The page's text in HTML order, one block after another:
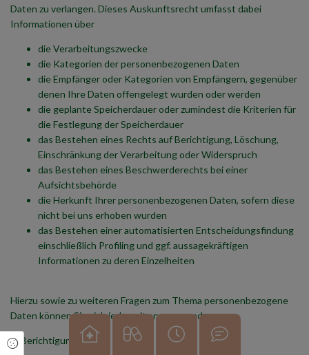
Daten zu verlangen. Dieses Auskunftsrecht umfasst dabei
Informationen über
die Verarbeitungszwecke
die Kategorien der personenbezogenen Daten
die Empfänger oder Kategorien von Empfängern, gegenüber
denen Ihre Daten offengelegt wurden oder werden
die geplante Speicherdauer oder zumindest die Kriterien für
die Festlegung der Speicherdauer
das Bestehen eines Rechts auf Berichtigung, Löschung,
Einschränkung der Verarbeitung oder Widerspruch
das Bestehen eines Beschwerderechts bei einer
Aufsichtsbehörde
die Herkunft Ihrer personenbezogenen Daten, sofern diese
nicht bei uns erhoben wurden
das Bestehen einer automatisierten Entscheidungsfindung
einschließlich Profiling und ggf. aussagekräftigen
Informationen zu deren Einzelheiten
Hierzu sowie zu weiteren Fragen zum Thema personenbezogene
Daten können Sie sich jederzeit an uns wenden.
b) Berichtigung
Cookie Einstellungen